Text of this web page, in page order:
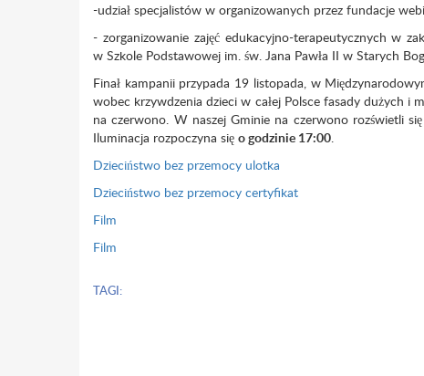
-udział specjalistów w organizowanych przez fundacje
- zorganizowanie zajęć edukacyjno-terapeutycznych w
w Szkole Podstawowej im. św. Jana Pawła II w Starych
Finał kampanii przypada 19 listopada, w
wobec krzywdzenia dzieci w całej Polsce fasady dużych i
na czerwono. W naszej Gminie na czerwono rozświetli
Iluminacja rozpoczyna się o godzinie 17:00.
Dzieciństwo bez przemocy ulotka
Dzieciństwo bez przemocy certyfikat
Film
Film
TAGI: